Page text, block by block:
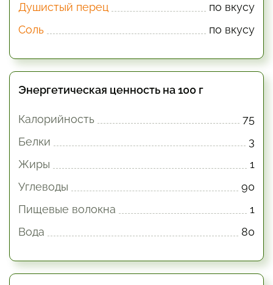
Душистый перец
по вкусу
Соль
по вкусу
Энергетическая ценность на 100 г
Калорийность
75
Белки
3
Жиры
1
Углеводы
90
Пищевые волокна
1
Вода
80